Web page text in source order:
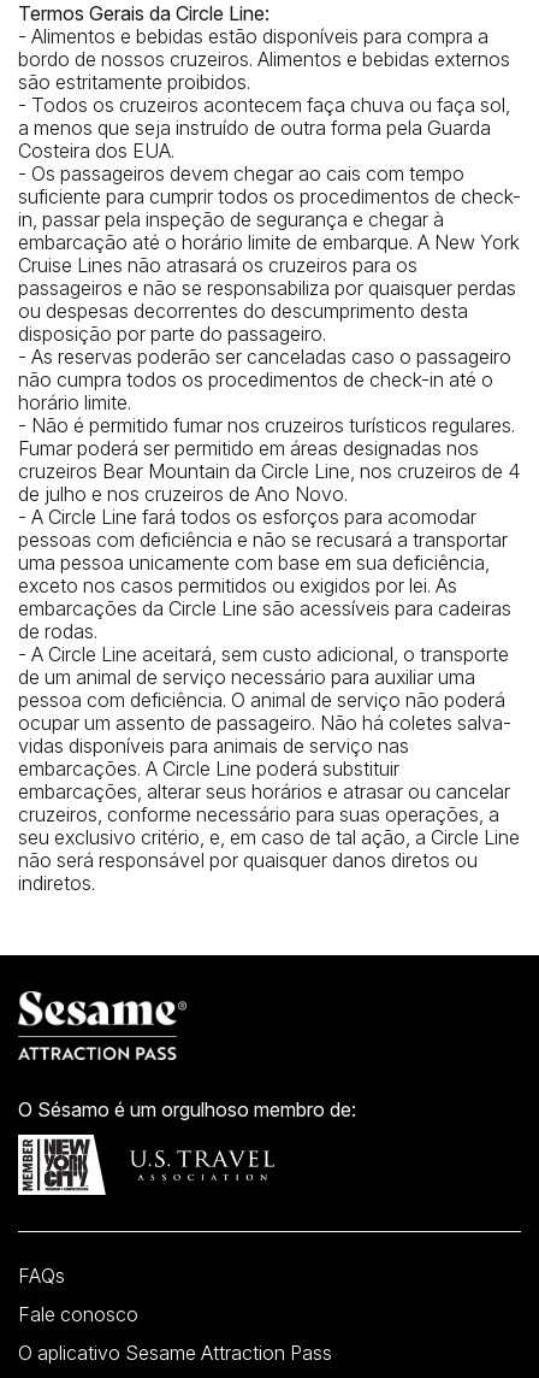
Termos Gerais da Circle Line:
- Alimentos e bebidas estão disponíveis para compra a
bordo de nossos cruzeiros. Alimentos e bebidas externos
são estritamente proibidos.
- Todos os cruzeiros acontecem faça chuva ou faça sol,
a menos que seja instruído de outra forma pela Guarda
Costeira dos EUA.
- Os passageiros devem chegar ao cais com tempo
suficiente para cumprir todos os procedimentos de check-
in, passar pela inspeção de segurança e chegar à
embarcação até o horário limite de embarque. A New York
Cruise Lines não atrasará os cruzeiros para os
passageiros e não se responsabiliza por quaisquer perdas
ou despesas decorrentes do descumprimento desta
disposição por parte do passageiro.
- As reservas poderão ser canceladas caso o passageiro
não cumpra todos os procedimentos de check-in até o
horário limite.
- Não é permitido fumar nos cruzeiros turísticos regulares.
Fumar poderá ser permitido em áreas designadas nos
cruzeiros Bear Mountain da Circle Line, nos cruzeiros de 4
de julho e nos cruzeiros de Ano Novo.
- A Circle Line fará todos os esforços para acomodar
pessoas com deficiência e não se recusará a transportar
uma pessoa unicamente com base em sua deficiência,
exceto nos casos permitidos ou exigidos por lei. As
embarcações da Circle Line são acessíveis para cadeiras
de rodas.
- A Circle Line aceitará, sem custo adicional, o transporte
de um animal de serviço necessário para auxiliar uma
pessoa com deficiência. O animal de serviço não poderá
ocupar um assento de passageiro. Não há coletes salva-
vidas disponíveis para animais de serviço nas
embarcações. A Circle Line poderá substituir
embarcações, alterar seus horários e atrasar ou cancelar
cruzeiros, conforme necessário para suas operações, a
seu exclusivo critério, e, em caso de tal ação, a Circle Line
não será responsável por quaisquer danos diretos ou
indiretos.
O Sésamo é um orgulhoso membro de:
FAQs
Fale conosco
O aplicativo Sesame Attraction Pass